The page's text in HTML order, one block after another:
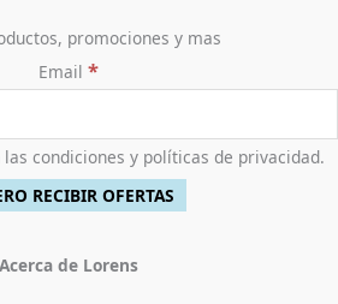
promociones y mas
Email *
las condiciones y políticas de privacidad.
Acerca de Lorens